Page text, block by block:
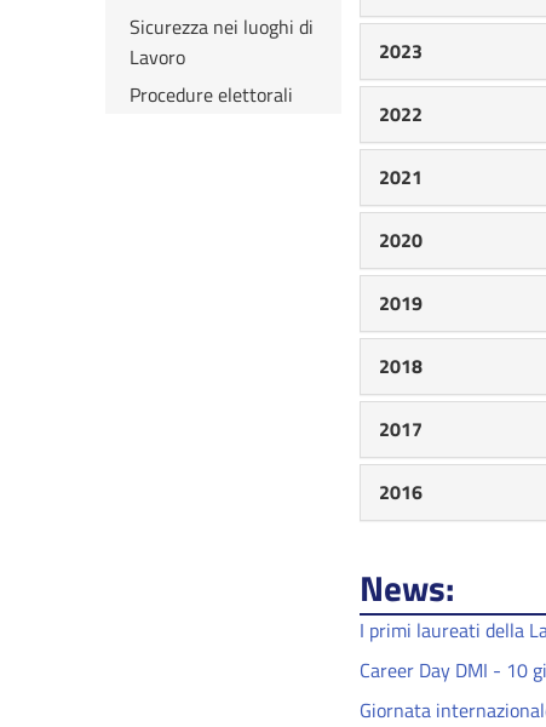
2023
2022
2021
2020
2019
2018
2017
2016
News:
I primi laureati della
Career Day DMI - 10
Giornata
Sicurezza nei luoghi di
Lavoro
Procedure elettorali